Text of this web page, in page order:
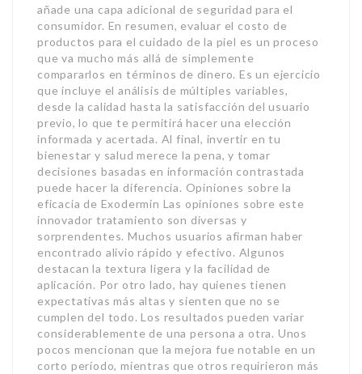
añade una capa adicional de seguridad para el
consumidor. En resumen, evaluar el costo de
productos para el cuidado de la piel es un proceso
que va mucho más allá de simplemente
compararlos en términos de dinero. Es un ejercicio
que incluye el análisis de múltiples variables,
desde la calidad hasta la satisfacción del usuario
previo, lo que te permitirá hacer una elección
informada y acertada. Al final, invertir en tu
bienestar y salud merece la pena, y tomar
decisiones basadas en información contrastada
puede hacer la diferencia. Opiniones sobre la
eficacia de Exodermin Las opiniones sobre este
innovador tratamiento son diversas y
sorprendentes. Muchos usuarios afirman haber
encontrado alivio rápido y efectivo. Algunos
destacan la textura ligera y la facilidad de
aplicación. Por otro lado, hay quienes tienen
expectativas más altas y sienten que no se
cumplen del todo. Los resultados pueden variar
considerablemente de una persona a otra. Unos
pocos mencionan que la mejora fue notable en un
corto período, mientras que otros requirieron más